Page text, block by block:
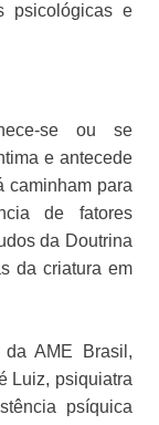
psicológicas e
se ou se
e antecede
caminham para
de fatores
da Doutrina
da criatura em
da AME Brasil,
Luiz, psiquiatra
psíquica